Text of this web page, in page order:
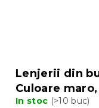
Lenjerii din
Culoare maro,
In stoc (>10 buc)